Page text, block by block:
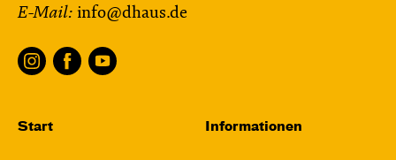
E-Mail: info@dhaus.de
Start Informationen